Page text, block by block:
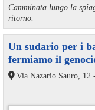
Camminata lungo la
ritorno.
Un sudario per i
fermiamo il
Via Nazario Sauro, 12